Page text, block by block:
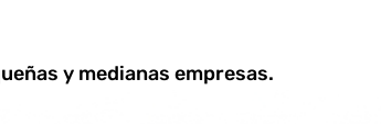
y medianas empresas.